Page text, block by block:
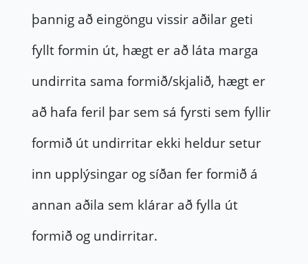
þannig að eingöngu vissir aðilar geti
fyllt formin út, hægt er að láta marga
undirrita sama formið/skjalið, hægt er
að hafa feril þar sem sá fyrsti sem fyllir
formið út undirritar ekki heldur setur
inn upplýsingar og síðan fer formið á
annan aðila sem klárar að fylla út
formið og undirritar.